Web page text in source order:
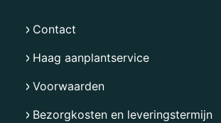
Contact
Haag aanplantservice
Voorwaarden
Bezorgkosten en leveringstermijn